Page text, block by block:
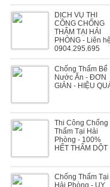
DỊCH VỤ THI
CÔNG CHỐNG
THẤM TẠI HẢI
PHÒNG - Liên hệ
0904.295.695
Chống Thấm Bể
Nước Ăn - ĐƠN
GIẢN - HIỆU
Thi Công Chống
Thấm Tại Hải
Phòng - 100%
HẾT THẤM DỘT
Chống Thấm Tại